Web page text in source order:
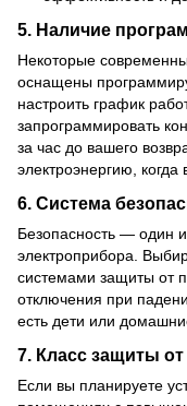
5. Наличие
Некоторые
оснащены
настроить график
запрограммировать
за час до вашего
электроэнергию, когда
6. Система
Безопасность — один
электроприбора.
системами защиты от
отключения при
есть дети или
7. Класс защиты от
Если вы планируете